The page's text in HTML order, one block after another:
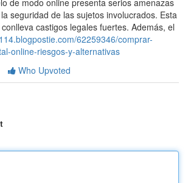
de modo online presenta serios amenazas
seguridad de las sujetos involucrados. Esta
castigos legales fuertes. Además, el
62259346/comprar-
online-riesgos-y-alternativas
Who Upvoted